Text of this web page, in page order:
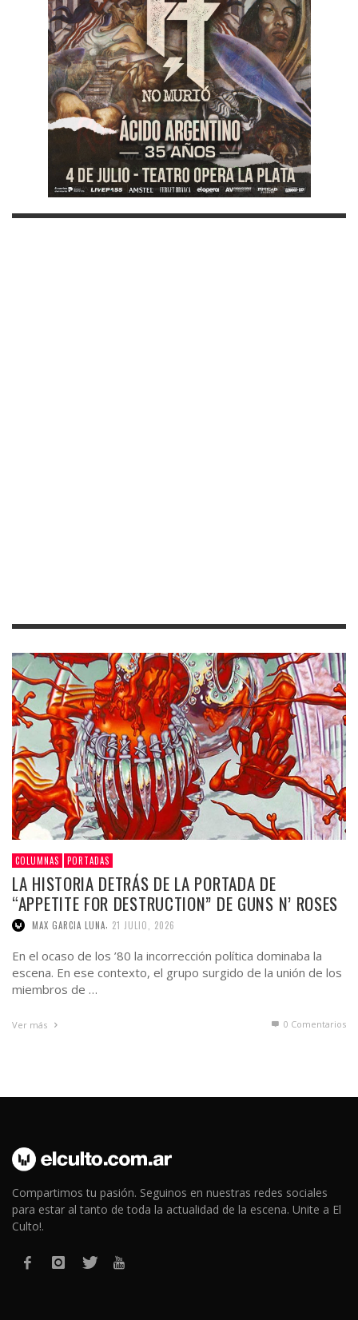
COLUMNAS PORTADAS
LA HISTORIA DETRÁS DE LA PORTADA DE
“APPETITE FOR DESTRUCTION” DE GUNS N’ ROSES
MAX GARCIA LUNA 21 JULIO, 2026
En el ocaso de los ’80 la incorrección política dominaba la
escena. En ese contexto, el grupo surgido de la unión de los
miembros de …
Ver más 0 Comentarios
Compartimos tu pasión. Seguinos en nuestras redes sociales
para estar al tanto de toda la actualidad de la escena. Unite a El
Culto!.